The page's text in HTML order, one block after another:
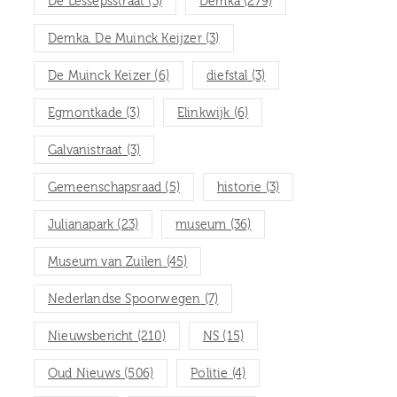
Demka. De Muinck Keijzer(3)
De Muinck Keizer (6) diefstal (3)
Egmontkade (3) Elinkwijk (6)
Galvanistraat (3)
Gemeenschapsraad (5) historie (3)
Julianapark (23) museum (36)
Museum van Zuilen (45)
Nederlandse Spoorwegen (7)
Nieuwsbericht (210) NS (15)
Oud Nieuws (506) Politie (4)